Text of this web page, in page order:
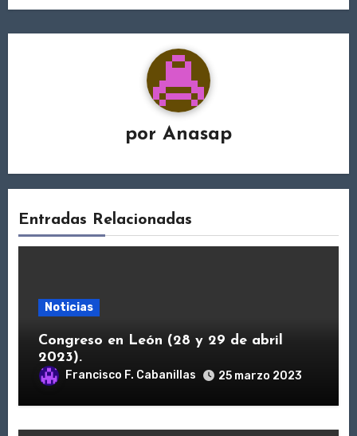
por Anasap
Entradas Relacionadas
Noticias
Congreso en León (28 y 29 de abril
2023).
Francisco F. Cabanillas 25 marzo 2023